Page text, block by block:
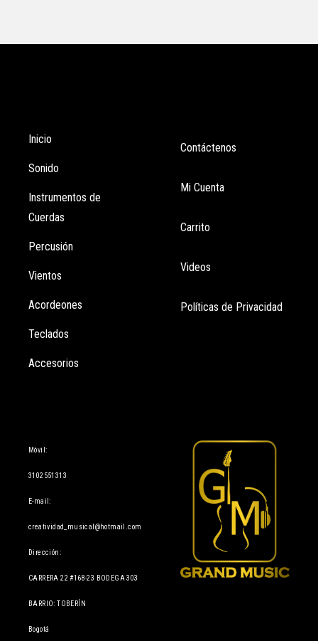
Inicio
Sonido
Instrumentos de
Cuerdas
Percusión
Vientos
Acordeones
Teclados
Accesorios
Contáctenos
Mi Cuenta
Carrito
Videos
Políticas de Privacidad
Móvil:
3102551313
E-mail:
creatividad_musical@hotmail.com
Dirección:
CARRERA 22 #168-23 BODEGA 303
BARRIO: TOBERÍN
Bogotá